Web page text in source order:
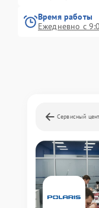
Время работы
Ежедневно с
Сервисный